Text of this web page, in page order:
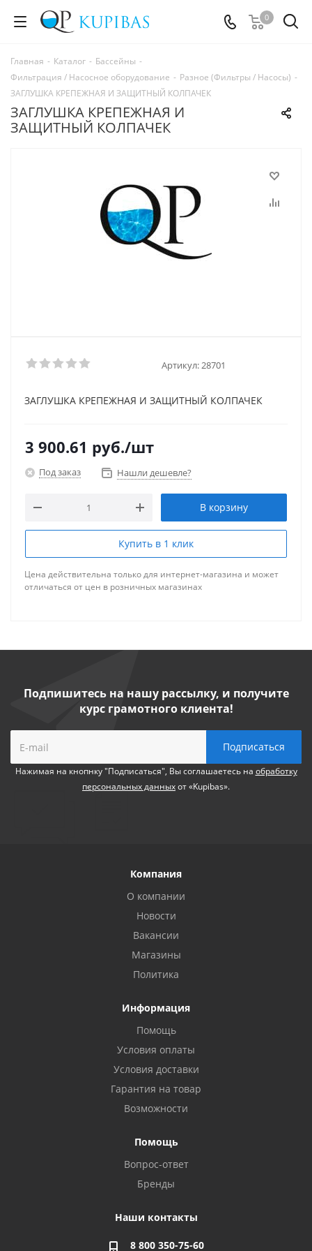
0
Главная - Каталог - Бассейны -
Фильтрация / Насосное оборудование - Разное (Фильтры / Насосы) -
ЗАГЛУШКА КРЕПЕЖНАЯ И ЗАЩИТНЫЙ КОЛПАЧЕК
ЗАГЛУШКА КРЕПЕЖНАЯ И
ЗАЩИТНЫЙ КОЛПАЧЕК
Артикул: 28701
ЗАГЛУШКА КРЕПЕЖНАЯ И ЗАЩИТНЫЙ КОЛПАЧЕК
3 900.61 руб./шт
Под заказ Нашли дешевле?
В корзину
Купить в 1 клик
Цена действительна только для интернет-магазина и может
отличаться от цен в розничных магазинах
Подпишитесь на нашу рассылку, и получите
курс грамотного клиента!
Нажимая на кнопнку "Подписаться", Вы соглашаетесь на обработку
персональных данныхот «Kupibas».
Компания
О компании
Новости
Вакансии
Магазины
Политика
Информация
Помощь
Условия оплаты
Условия доставки
Гарантия на товар
Возможности
Помощь
Вопрос-ответ
Бренды
Наши контакты
8 800 350-75-60